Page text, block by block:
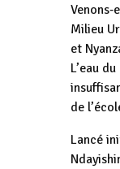
Milieu
et
L’eau
de
Lancé